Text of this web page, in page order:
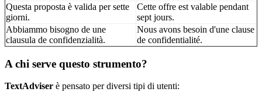
Questa proposta è valida per sette
giorni.
Cette offre est valable pendant
sept jours.
Abbiammo bisogno de une
clausula de confidenzialità.
Nous avons besoin d'une clause
de confidentialité.
A chi serve questo strumento?
TextAdviser è pensato per diversi tipi di utenti: